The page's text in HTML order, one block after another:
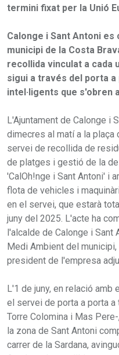
termini fixat per la Unió
Calonge i Sant Antoni
municipi de la Costa
recollida vinculat a cada
sigui a través del porta
intel·ligents que s'obren
L'Ajuntament de Calonge i
dimecres al matí a la plaça
servei de recollida de
de platges i gestió de la
'CalOh!nge i Sant Antoni' i
flota de vehicles i
en el servei, que estarà
juny del 2025. L'acte ha
l'alcalde de Calonge i Sant
Medi Ambient del municipi,
president de l'empresa
L'1 de juny, en relació
el servei de porta a porta
Torre Colomina i Mas
la zona de Sant Antoni
carrer de la Sardana,